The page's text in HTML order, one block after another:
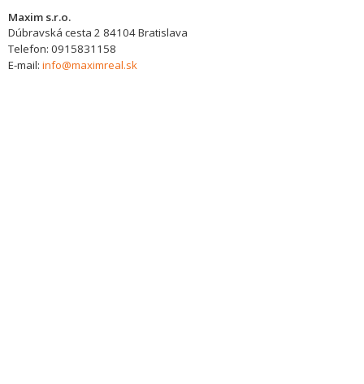
Maxim s.r.o.
Dúbravská cesta 2 84104Bratislava
Telefon: 0915831158
E-mail: info@maximreal.sk